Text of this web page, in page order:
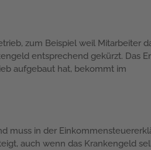
zum Beispiel weil Mitarbeiter
entsprechend gekürzt. Das
aufgebaut hat, bekommt im
muss in der
auch wenn das Krankengeld